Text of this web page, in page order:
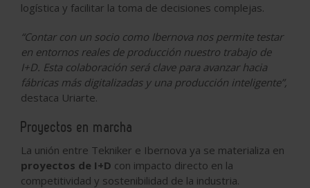
logística y facilitar la toma de decisiones complejas.
“Contar con un socio como Ibernova nos permite testar
en entornos reales de producción nuestro trabajo de
I+D. Esta colaboración será clave para avanzar hacia
fábricas más digitalizadas y una producción inteligente”,
destaca Uriarte.
Proyectos en marcha
La unión entre Tekniker e Ibernova ya se materializa en
proyectos de I+D con impacto directo en la
competitividad y sostenibilidad de la industria.